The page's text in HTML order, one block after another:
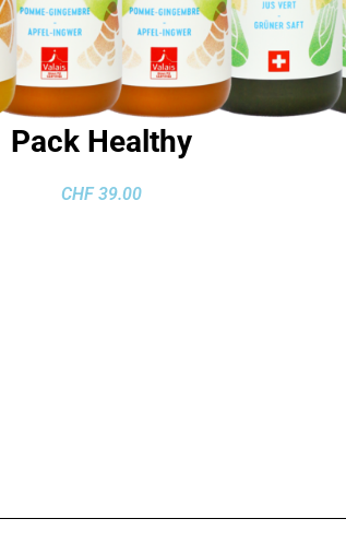
Pack Healthy
CHF39.00